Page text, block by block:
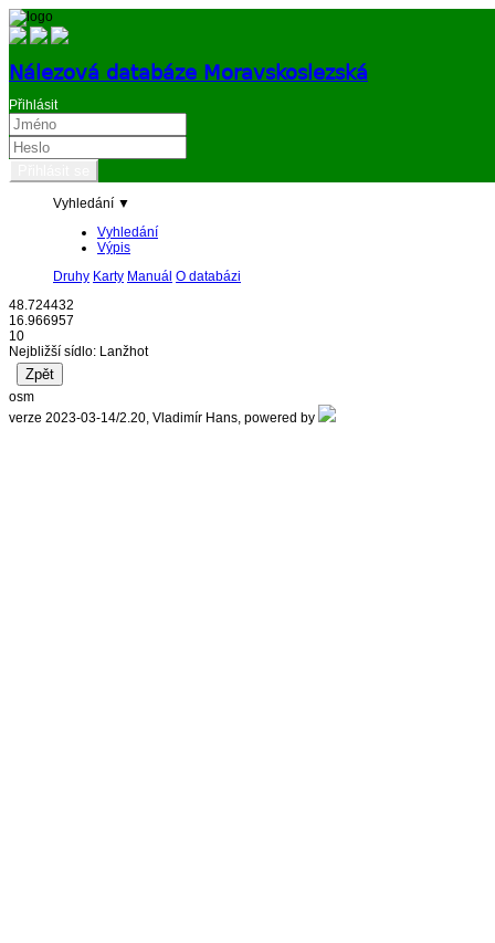
Nálezová databáze Moravskoslezská
Přihlásit
Vyhledání ▼
Vyhledání
Výpis
Druhy Karty Manuál O databázi
48.724432
16.966957
10
Nejbližší sídlo: Lanžhot
osm
verze 2023-03-14/2.20, Vladimír Hans, powered by